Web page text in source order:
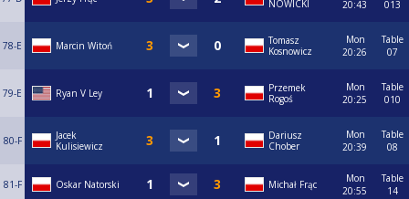
NOWICKI
20:43
013
78-E Marcin Witoń
Tomasz
Kosnowicz
Mon
20:26
Table
07
79-E Ryan V Ley
Przemek
Rogoś
Mon
20:25
Table
010
80-F
Jacek
Kulisiewicz
Dariusz
Chober
Mon
20:39
Table
08
81-F Oskar Natorski Michał Frąc
Mon
20:55
Table
14